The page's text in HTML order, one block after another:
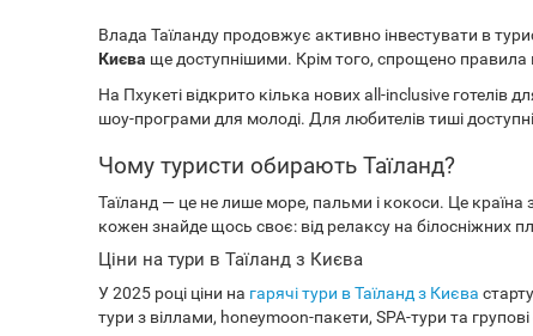
Влада Таїланду продовжує активно інвестувати в
Києва ще доступнішими. Крім того, спрощено правила
На Пхукеті відкрито кілька нових all-inclusive готелів
шоу-програми для молоді. Для любителів тиші
Чому туристи обирають Таїланд?
Таїланд — це не лише море, пальми і кокоси. Це
кожен знайде щось своє: від релаксу на білосніжних
Ціни на тури в Таїланд з Києва
У 2025 році ціни на гарячі тури в Таїланд з Києва
тури з віллами, honeymoon-пакети, SPA-тури та